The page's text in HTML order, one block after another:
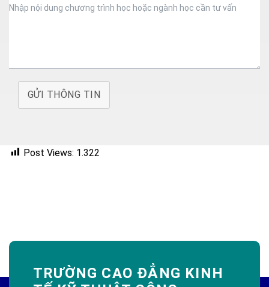
GỬI THÔNG TIN
Post Views: 1.322
TRƯỜNG CAO ĐẲNG KINH